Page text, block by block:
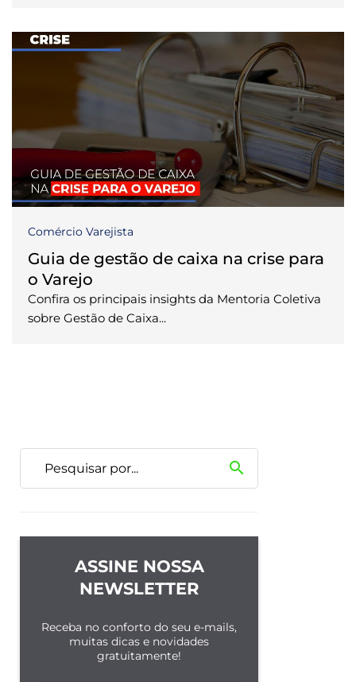
Comércio Varejista
Guia de gestão de caixa na crise para
o Varejo
Confira os principais insights da Mentoria Coletiva
sobre Gestão de Caixa...
search
ASSINE NOSSA
NEWSLETTER
Receba no conforto do seu e-mails,
muitas dicas e novidades
gratuitamente!